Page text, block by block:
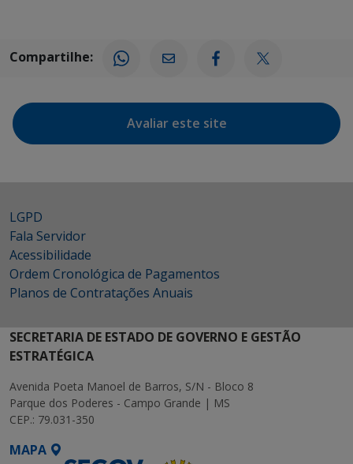
Compartilhe:
Avaliar este site
LGPD
Fala Servidor
Acessibilidade
Ordem Cronológica de Pagamentos
Planos de Contratações Anuais
SECRETARIA DE ESTADO DE GOVERNO E GESTÃO
ESTRATÉGICA
Avenida Poeta Manoel de Barros, S/N - Bloco 8
Parque dos Poderes - Campo Grande | MS
CEP.: 79.031-350
MAPA